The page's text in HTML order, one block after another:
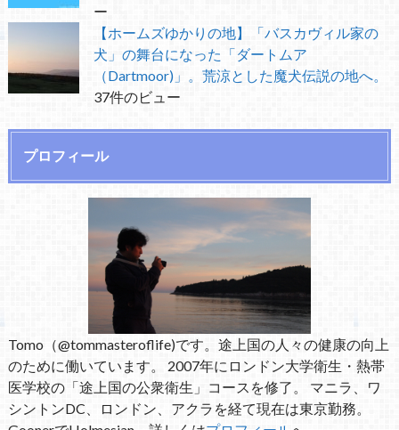
ー
【ホームズゆかりの地】「バスカヴィル家の
犬」の舞台になった「ダートムア
（Dartmoor)」。荒涼とした魔犬伝説の地へ。
37件のビュー
プロフィール
Tomo（@tommasteroflife)です。途上国の人々の健康の向上
のために働いています。 2007年にロンドン大学衛生・熱帯
医学校の「途上国の公衆衛生」コースを修了。 マニラ、ワ
シントンDC、ロンドン、アクラを経て現在は東京勤務。